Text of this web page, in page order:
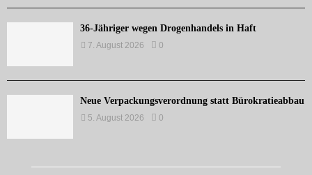
36-Jähriger wegen Drogenhandels in Haft
7. August 2026 0
Neue Verpackungsverordnung statt Bürokratieabbau
5. August 2026 0